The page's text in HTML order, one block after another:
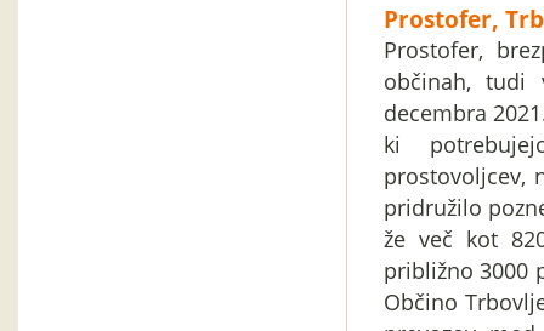
Prostofer,
Prostofer,
občinah,
decembra
ki
prostovoljcev,
pridružilo
že več kot
približno 3000
Občino